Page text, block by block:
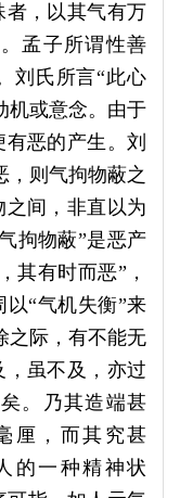
者，以其气有万
孟子所谓性善
刘氏所言“此心
机或意念。由于
恶的产生。刘
，则气拘物蔽之
间，非直以为
拘物蔽”是恶产
其有时而恶”，
“气机失衡”来
之际，有不能无
虽不及，亦过
。乃其造端甚
厘，而其究甚
的一种精神状